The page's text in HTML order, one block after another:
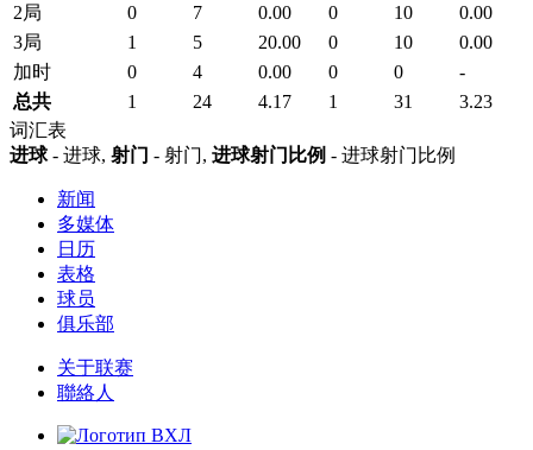
2局
0 7 0.00 0 10
0.00
3局
1 5 20.00 0 10
0.00
加时
0 4 0.00 0 0
-
总共
1 24 4.17 1 31
3.23
词汇表
进球- 进球, 射门 - 射门, 进球射门比例 - 进球射门比例
新闻
多媒体
日历
表格
球员
俱乐部
关于联赛
聯絡人